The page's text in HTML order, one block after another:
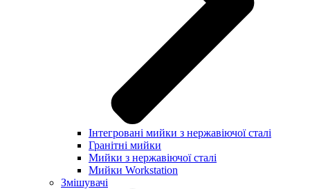
Інтегровані мийки з нержавіючої сталі
Гранітні мийки
Мийки з нержавіючої сталі
Мийки Workstation
Змішувачі